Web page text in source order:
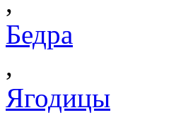
Бедра
,
Ягодицы